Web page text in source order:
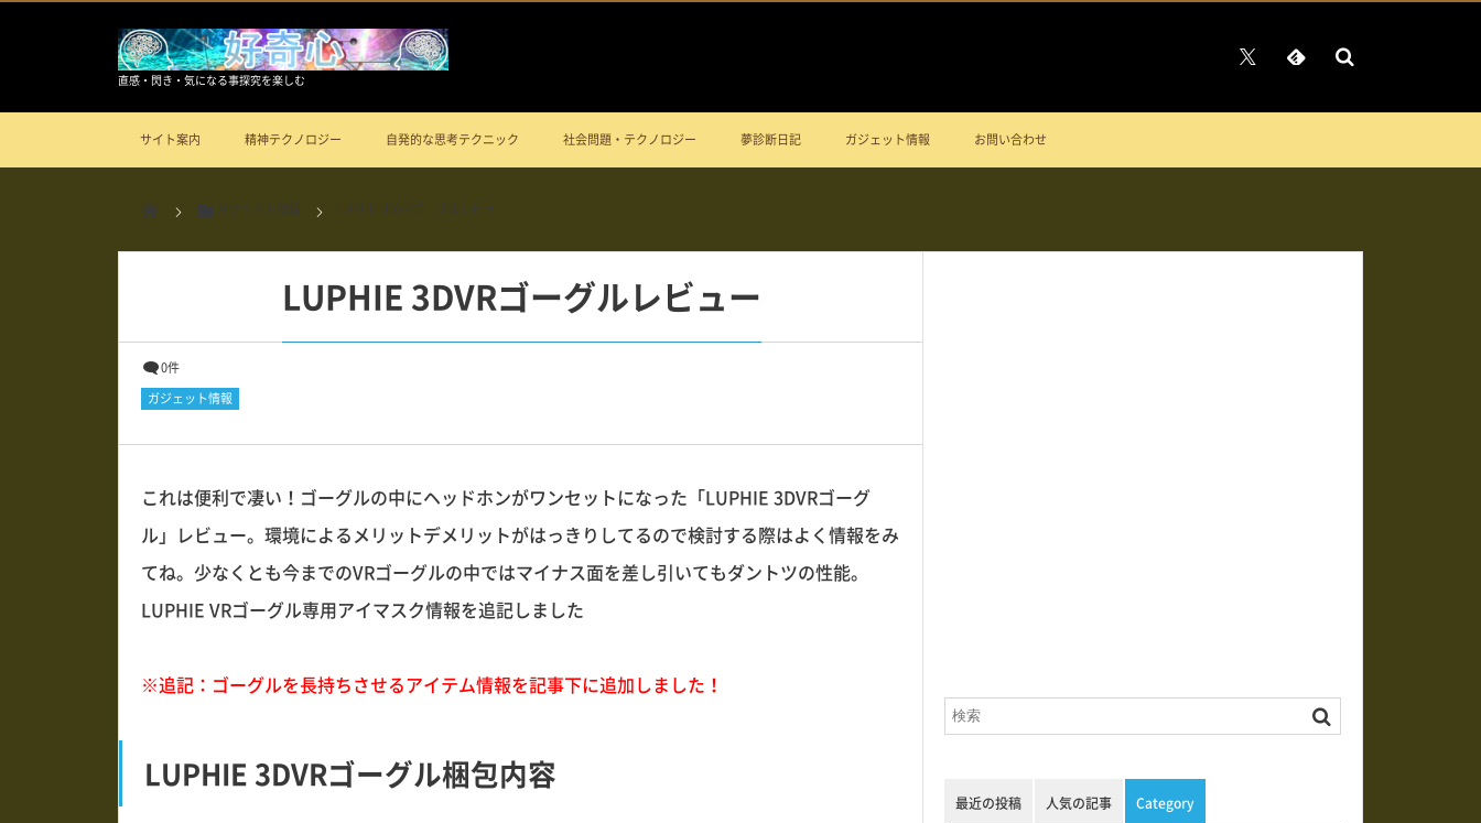
直感・閃き・気になる事探究を楽しむ
サイト案内 精神テクノロジー 自発的な思考テクニック 社会問題・テクノロジー 夢診断日記 ガジェット情報 お問い合わせ
ガジェット情報 LUPHIE 3DVRゴーグルレビュー
LUPHIE 3DVRゴーグルレビュー
0件
ガジェット情報
これは便利で凄い！ゴーグルの中にヘッドホンがワンセットになった「LUPHIE 3DVRゴーグ
ル」レビュー。環境によるメリットデメリットがはっきりしてるので検討する際はよく情報をみ
てね。少なくとも今までのVRゴーグルの中ではマイナス面を差し引いてもダントツの性能。
LUPHIE VRゴーグル専用アイマスク情報を追記しました
※追記：ゴーグルを長持ちさせるアイテム情報を記事下に追加しました！
LUPHIE 3DVRゴーグル梱包内容
最近の投稿 人気の記事 Category